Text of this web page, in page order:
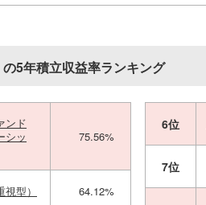
5年積立収益率ランキング
ンド
シッ
75.56%
型） 64.12%
6位
7位